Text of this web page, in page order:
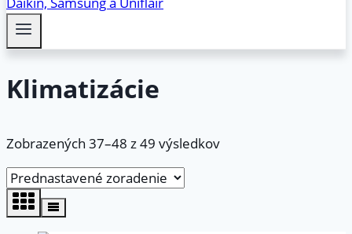
Klimatizácie
Zobrazených 37–48 z 49 výsledkov